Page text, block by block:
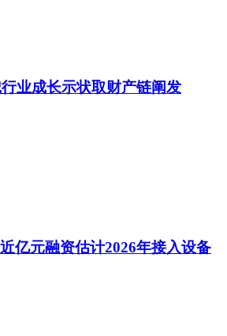
业成长示状取财产链阐发
亿元融资估计2026年接入设备